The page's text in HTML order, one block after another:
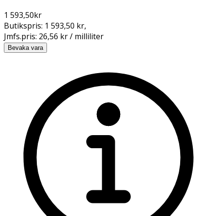
1 593,50kr
Butikspris: 1 593,50 kr,
Jmfs.pris: 26,56 kr / milliliter
Bevaka vara